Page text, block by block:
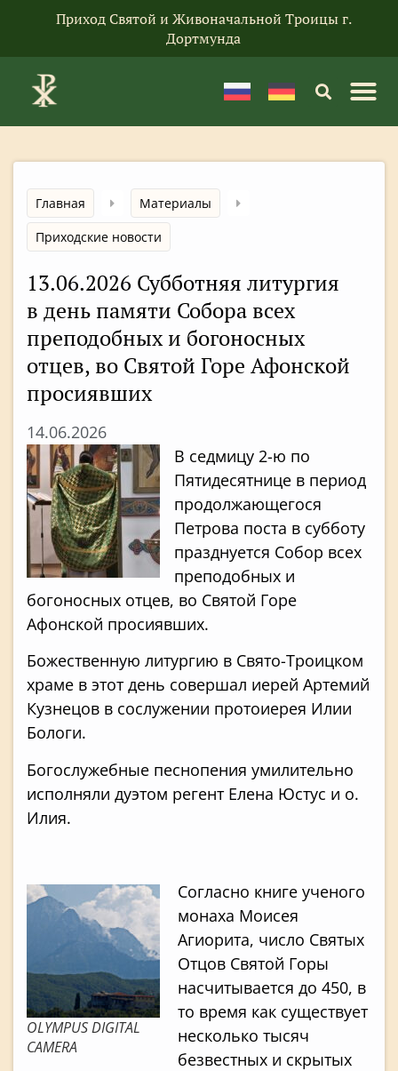
Приход Святой и Живоначальной Троицы г.
Дортмунда
Главная
Материалы
Приходские новости
13.06.2026 Субботняя литургия
в день памяти Собора всех
преподобных и богоносных
отцев, во Святой Горе Афонской
просиявших
14.06.2026
В седмицу 2-ю по
Пятидесятнице в период
продолжающегося
Петрова поста в субботу
празднуется Собор всех
преподобных и
богоносных отцев, во Святой Горе
Афонской просиявших.
Божественную литургию в Свято-Троицком
храме в этот день совершал иерей Артемий
Кузнецов в сослужении протоиерея Илии
Бологи.
Богослужебные песнопения умилительно
исполняли дуэтом регент Елена Юстус и о.
Илия.
OLYMPUS DIGITAL
CAMERA
Согласно книге ученого
монаха Моисея
Агиорита, число Святых
Отцов Святой Горы
насчитывается до 450, в
то время как существует
несколько тысяч
безвестных и скрытых